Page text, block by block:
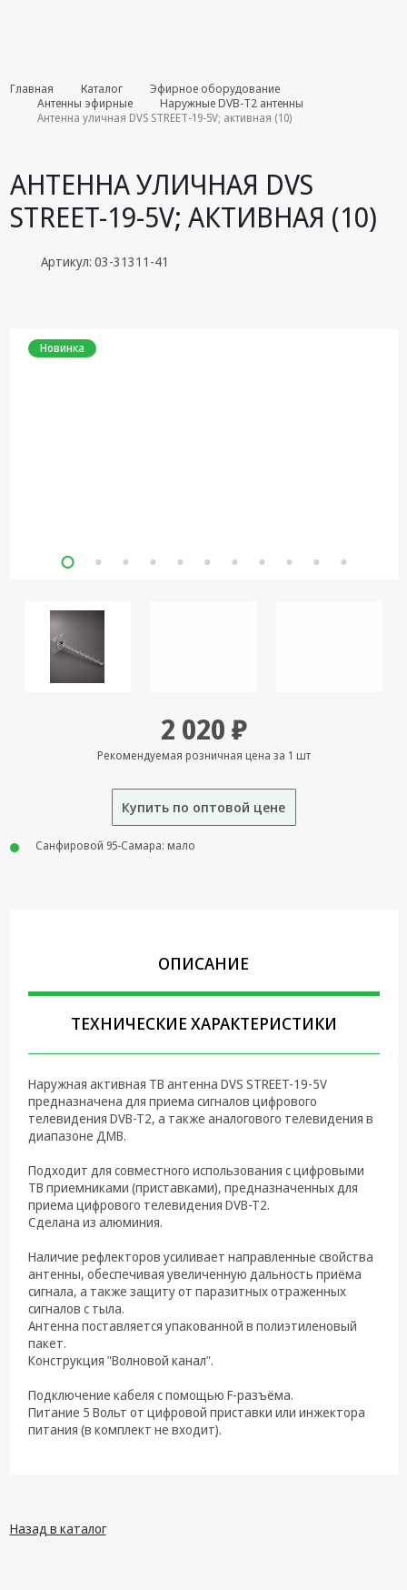
Комплекты
августа
Android TV
приставки
Сетевые
управления
Интернет
Сетевое
оборудование
Шнуры,
аксессуары и
Аудиотехника
Крепеж,
Инструменты
Коммутационное
оборудование и
Телефония
техника
Электрика
Товары для
дома и Бытовая
техника
Компьютерные
комплектующие
Системы
безопасности
Главная Каталог
Эфирное оборудование
Антенны эфирные
Наружные DVB-T2 антенны
Антенна уличная DVS STREET-19-5V; активная (10)
АНТЕННА УЛИЧНАЯ DVS
STREET-19-5V; АКТИВНАЯ (10)
Артикул: 03-31311-41
Новинка
2 020 ₽
Рекомендуемая розничная цена за 1 шт
Купить по оптовой цене
Санфировой 95-Самара: мало
ОПИСАНИЕ
ТЕХНИЧЕСКИЕ ХАРАКТЕРИСТИКИ
Наружная активная ТВ антенна DVS STREET-19-5V
предназначена для приема сигналов цифрового
телевидения DVB-T2, а также аналогового телевидения в
диапазоне ДМВ.
Подходит для совместного использования с цифровыми
ТВ приемниками (приставками), предназначенных для
приема цифрового телевидения DVB-T2.
Сделана из алюминия.
Наличие рефлекторов усиливает направленные свойства
антенны, обеспечивая увеличенную дальность приёма
сигнала, а также защиту от паразитных отраженных
сигналов с тыла.
Антенна поставляется упакованной в полиэтиленовый
пакет.
Конструкция "Волновой канал".
Подключение кабеля с помощью F-разъёма.
Питание 5 Вольт от цифровой приставки или инжектора
питания (в комплект не входит).
Назад в каталог